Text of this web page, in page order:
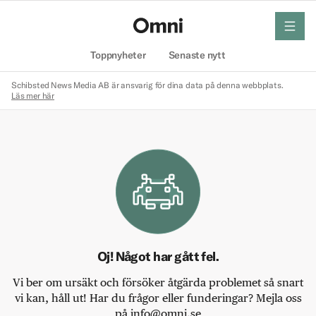
Toppnyheter Senaste nytt
meny
Schibsted News Media AB är ansvarig för dina data på denna webbplats.
Läs mer här
Oj! Något har gått fel.
Vi ber om ursäkt och försöker åtgärda problemet så snart
vi kan, håll ut! Har du frågor eller funderingar? Mejla oss